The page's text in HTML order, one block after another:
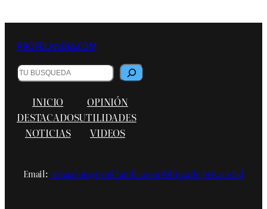
PROFELANDIA.COM
Buscar
INICIO
DESTACADOS
NOTICIAS
OPINIÓN
UTILIDADES
VIDEOS
Email:redaccion@profelandia.comPolítica de privacidad